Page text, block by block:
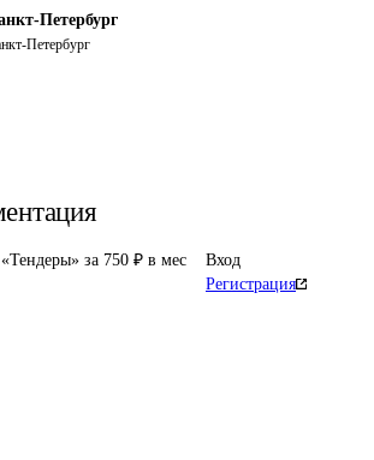
Петербург
Петербург
за 750 ₽ в мес
Вход
Регистрация